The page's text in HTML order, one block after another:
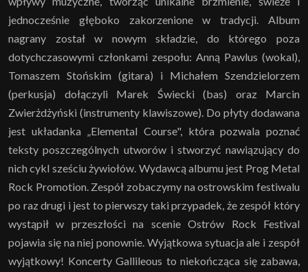
jednocześnie głęboko zakorzenione w tradycji. Album
nagrany został w nowym składzie, do którego poza
dotychczasowymi członkami zespołu: Anną Pawlus (wokal),
Tomaszem Stońskim (gitara) i Michałem Szendzielorzem
(perkusja) dołączyli Marek Świecki (bas) oraz Marcin
Zwierżdżyński (instrumenty klawiszowe). Do płyty dodawana
jest układanka „Elemental Course", która pozwala poznać
teksty poszczególnych utworów i stworzyć nawiązujący do
nich cykl sześciu żywiołów. Wydawcą albumu jest Prog Metal
Rock Promotion. Zespół zobaczymy na ostrowskim festiwalu
po raz drugi i jest to pierwszy taki przypadek, że zespół który
wystąpił w przeszłości na scenie Ostrów Rock Festival
pojawia się na niej ponownie. Wyjątkowa sytuacja ale i zespół
wyjątkowy! Koncerty Gallileous to niekończąca się zabawa,